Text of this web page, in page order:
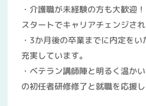
・介護職が未経験の方も大歓迎
スタートでキャリアチェンジされ
・3か月後の卒業までに内定を
充実しています。
・ベテラン講師陣と明るく温か
の初任者研修修了と就職を応援し